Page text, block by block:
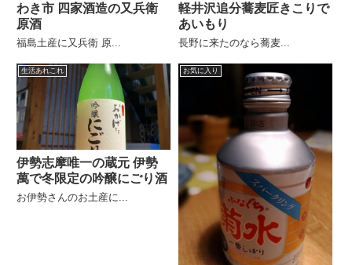
わき市 四家酒造の又兵衛
原酒
福島土産に又兵衛 原...
軽井沢追分蕎麦匠きこりで
あいもり
長野に来たのなら蕎麦...
生活あれこれ
伊勢志摩唯一の蔵元 伊勢
萬で冬限定の吟醸にごり酒
お伊勢さんのお土産に...
お気に入り